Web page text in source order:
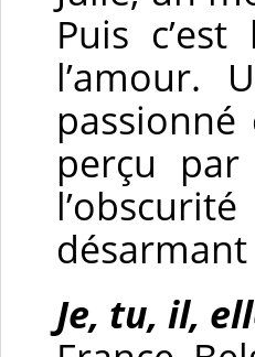
Puis
l’amour.
perçu
Je, tu, il,